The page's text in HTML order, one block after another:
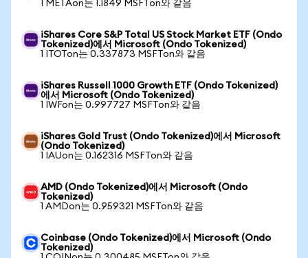
1 METAon는 1.1849 MSFTon와 같음
iShares Core S&P Total US Stock Market ETF (Ondo
Tokenized)에서 Microsoft (Ondo Tokenized)
1 ITOTon는 0.337873 MSFTon와 같음
iShares Russell 1000 Growth ETF (Ondo Tokenized)
에서 Microsoft (Ondo Tokenized)
1 IWFon는 0.997727 MSFTon와 같음
iShares Gold Trust (Ondo Tokenized)에서 Microsoft
(Ondo Tokenized)
1 IAUon는 0.162316 MSFTon와 같음
AMD (Ondo Tokenized)에서 Microsoft (Ondo
Tokenized)
1 AMDon는 0.959321 MSFTon와 같음
Coinbase (Ondo Tokenized)에서 Microsoft (Ondo
Tokenized)